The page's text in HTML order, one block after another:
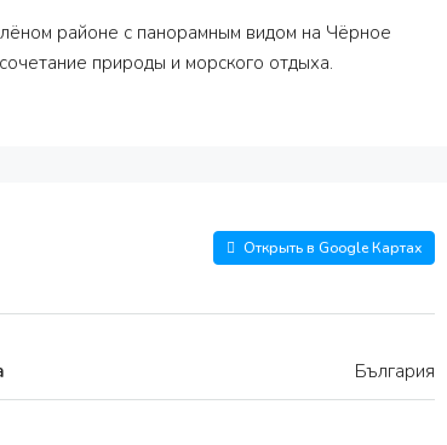
районе с панорамным видом на Чёрное
природы и морского отдыха.
Открыть в Google Картах
България